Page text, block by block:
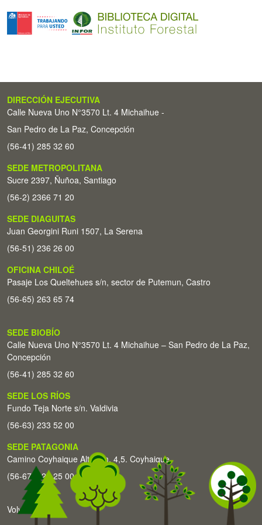
DIRECCIÓN EJECUTIVA
Calle Nueva Uno N°3570 Lt. 4 Michaihue -
San Pedro de La Paz, Concepción
(56-41) 285 32 60
SEDE METROPOLITANA
Sucre 2397, Ñuñoa, Santiago
(56-2) 2366 71 20
SEDE DIAGUITAS
Juan Georgini Runi 1507, La Serena
(56-51) 236 26 00
OFICINA CHILOÉ
Pasaje Los Queltehues s/n, sector de Putemun, Castro
(56-65) 263 65 74
SEDE BIOBÍO
Calle Nueva Uno N°3570 Lt. 4 Michaihue – San Pedro de La Paz,
Concepción
(56-41) 285 32 60
SEDE LOS RÍOS
Fundo Teja Norte s/n. Valdivia
(56-63) 233 52 00
SEDE PATAGONIA
Camino Coyhaique Alto Km. 4,5. Coyhaique
(56-67) 226 25 00
Volver arriba